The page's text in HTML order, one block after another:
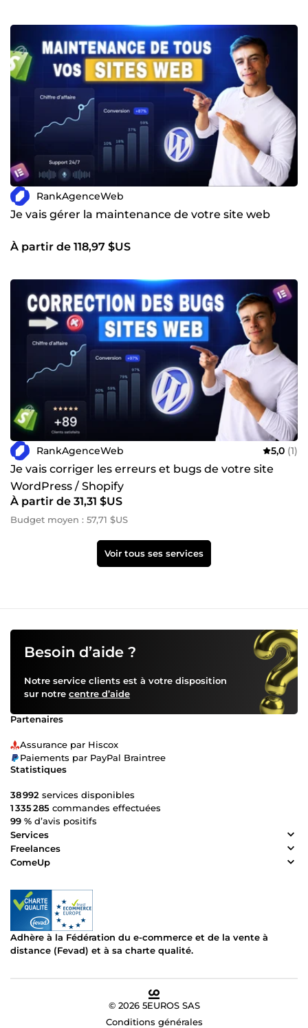
RankAgenceWeb
Je vais gérer la maintenance de votre site web
À partir de 118,97 $US
RankAgenceWeb 5,0 (1)
Je vais corriger les erreurs et bugs de votre site
WordPress / Shopify
À partir de 31,31 $US
Budget moyen : 57,71 $US
Voir tous ses services
Besoin d’aide ?
Notre service clients est à votre disposition
sur notre centre d’aide
Partenaires
Assurance par Hiscox
Paiements par PayPal Braintree
Statistiques
38 992 services disponibles
1 335 285 commandes effectuées
99 % d’avis positifs
Services
Freelances
ComeUp
Adhère à la Fédération du e-commerce et de la vente à
distance (Fevad) et à sa charte qualité.
© 2026 5EUROS SAS
Conditions générales